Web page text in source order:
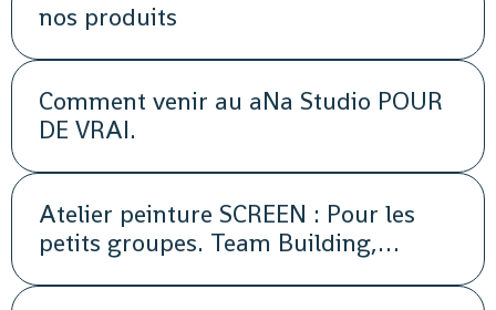
nos produits
Comment venir au aNa Studio POUR
DE VRAI.
Atelier peinture SCREEN : Pour les
petits groupes. Team Building,